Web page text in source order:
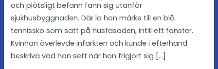
och plötsligt befann fann sig utanför
sjukhusbyggnaden. Där la hon märke till en blå
tennissko som satt på husfasaden, intill ett fönster.
Kvinnan överlevde infarkten och kunde i efterhand
beskriva vad hon sett när hon frigjort sig […]